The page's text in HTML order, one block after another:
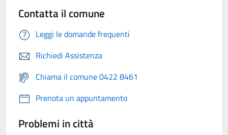
Contatta il comune
Leggi le domande frequenti
Richiedi Assistenza
Chiama il comune 0422 8461
Prenota un appuntamento
Problemi in città